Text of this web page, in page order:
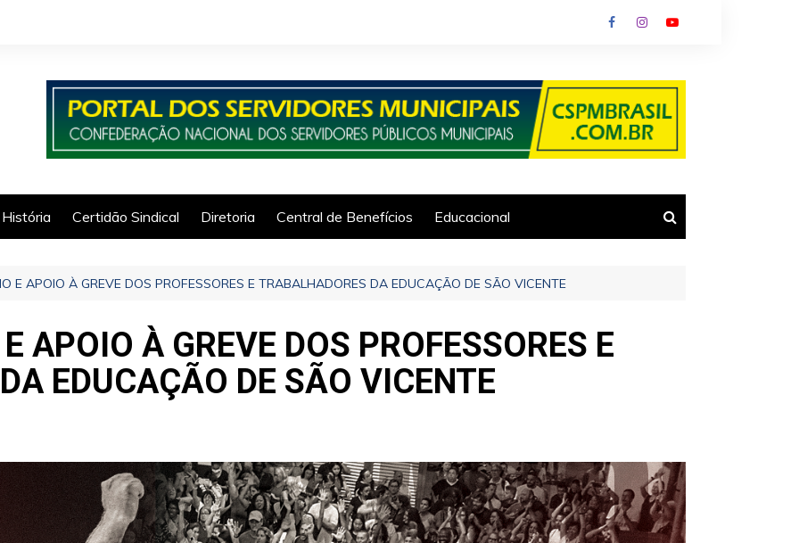
História Certidão Sindical Diretoria Central de Benefícios Educacional
E APOIO À GREVE DOS PROFESSORES E TRABALHADORES DA EDUCAÇÃO DE SÃO VICENTE
APOIO À GREVE DOS PROFESSORES E
EDUCAÇÃO DE SÃO VICENTE